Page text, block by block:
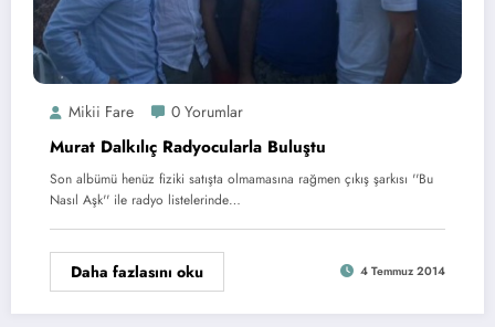
Mikii Fare 0 Yorumlar
Murat Dalkılıç Radyocularla Buluştu
Son albümü henüz fiziki satışta olmamasına rağmen çıkış şarkısı ''Bu
Nasıl Aşk'' ile radyo listelerinde…
Daha fazlasını oku 4 Temmuz 2014